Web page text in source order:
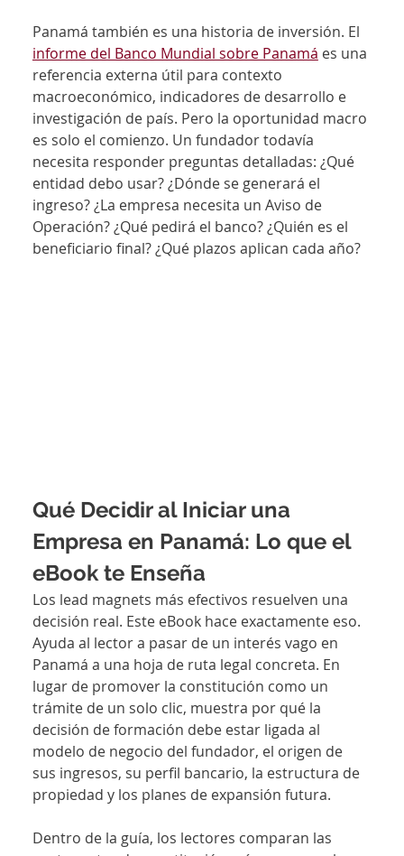
Panamá también es una historia de inversión. El
informe del Banco Mundial sobre Panamá es una
referencia externa útil para contexto
macroeconómico, indicadores de desarrollo e
investigación de país. Pero la oportunidad macro
es solo el comienzo. Un fundador todavía
necesita responder preguntas detalladas: ¿Qué
entidad debo usar? ¿Dónde se generará el
ingreso? ¿La empresa necesita un Aviso de
Operación? ¿Qué pedirá el banco? ¿Quién es el
beneficiario final? ¿Qué plazos aplican cada año?
Qué Decidir al Iniciar una
Empresa en Panamá: Lo que el
eBook te Enseña
Los lead magnets más efectivos resuelven una
decisión real. Este eBook hace exactamente eso.
Ayuda al lector a pasar de un interés vago en
Panamá a una hoja de ruta legal concreta. En
lugar de promover la constitución como un
trámite de un solo clic, muestra por qué la
decisión de formación debe estar ligada al
modelo de negocio del fundador, el origen de
sus ingresos, su perfil bancario, la estructura de
propiedad y los planes de expansión futura.
Dentro de la guía, los lectores comparan las